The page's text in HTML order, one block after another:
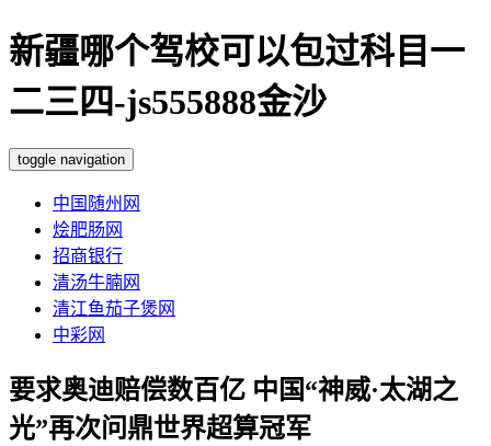
新疆哪个驾校可以包过科目一
二三四-js555888金沙
toggle navigation
中国随州网
烩肥肠网
招商银行
清汤牛腩网
清江鱼茄子煲网
中彩网
要求奥迪赔偿数百亿 中国“神威·太湖之
光”再次问鼎世界超算冠军